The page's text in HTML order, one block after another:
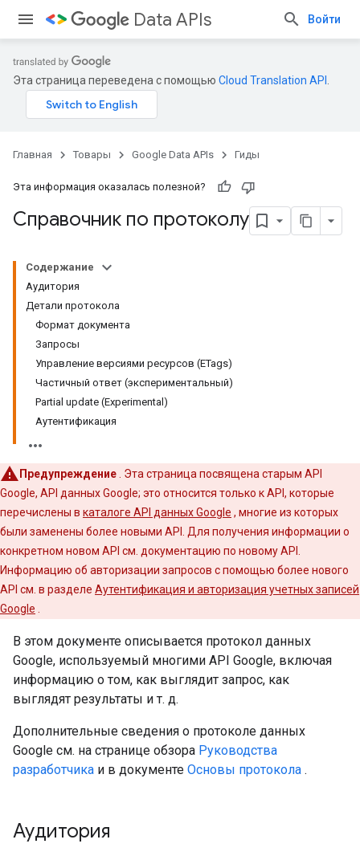
Data APIs Войти
Эта страница переведена с помощью Cloud Translation API
Главная Товары Google Data APIs Гиды
Эта информация оказалась полезной?
Справочник по протоколу
Содержание
Аудитория
Детали протокола
Формат документа
Запросы
Управление версиями ресурсов (ETags)
Частичный ответ (экспериментальный)
Partial update (Experimental)
Аутентификация
Предупреждение . Эта страница посвящена старым API
Google, API данных Google; это относится только к API, которые
перечислены в каталоге API данных Google , многие из которых
были заменены более новыми API. Для получения информации о
конкретном новом API см. документацию по новому API.
Информацию об авторизации запросов с помощью более нового
API см. в разделе Аутентификация и авторизация учетных записей
Google
В этом документе описывается протокол данных
Google, используемый многими API Google, включая
информацию о том, как выглядит запрос, как
выглядят результаты и т. д.
Дополнительные сведения о протоколе данных
Google см. на странице обзора Руководства
разработчика и в документе Основы протокола .
Аудитория